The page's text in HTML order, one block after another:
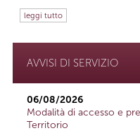
leggi tutto
AVVISI DI SERVIZIO
06/08/2026
Modalità di accesso e
Territorio